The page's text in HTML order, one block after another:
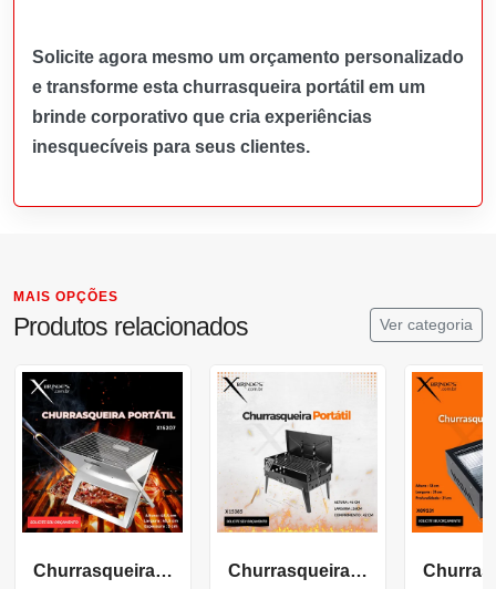
Solicite agora mesmo um orçamento personalizado
e transforme esta churrasqueira portátil em um
brinde corporativo que cria experiências
inesquecíveis para seus clientes.
MAIS OPÇÕES
Produtos relacionados Ver categoria
Churrasqueira Portátil Churrasqueira Portátil a carvão feita em metal X15385